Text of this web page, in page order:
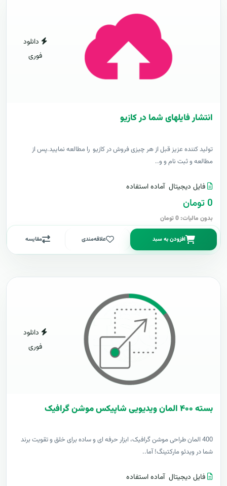
دانلود
فوری
انتشار فایلهای شما در کازیو
توليد کننده عزيز قبل از هر چیزی فروش در کازیو را مطالعه نمایید.پس از
مطالعه و ثبت نام و و..
فایل دیجیتال آماده استفاده
0 تومان
بدون مالیات: 0 تومان
افزودن به سبد علاقه‌مندی مقایسه
دانلود
فوری
بسته ۴۰۰ المان ویدیویی شاپیکس موشن گرافیک
400 المان طراحی موشن گرافیک، ابزار حرفه ای و ساده برای خلق و تقویت برند
شما در ویدئو مارکتینگ! آما..
فایل دیجیتال آماده استفاده